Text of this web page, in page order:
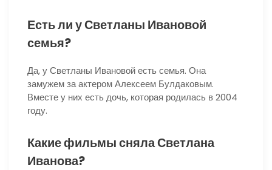
Есть ли у Светланы Ивановой
семья?
Да, у Светланы Ивановой есть семья. Она
замужем за актером Алексеем Булдаковым.
Вместе у них есть дочь, которая родилась в 2004
году.
Какие фильмы сняла Светлана
Иванова?